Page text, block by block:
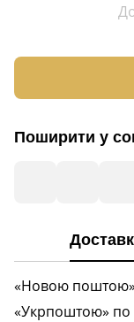
Поширити у
«Новою поштою»
«Укрпоштою» по